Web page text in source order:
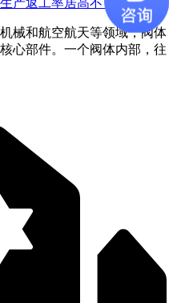
械和航空航天等领域，阀体
心部件。一个阀体内部，往